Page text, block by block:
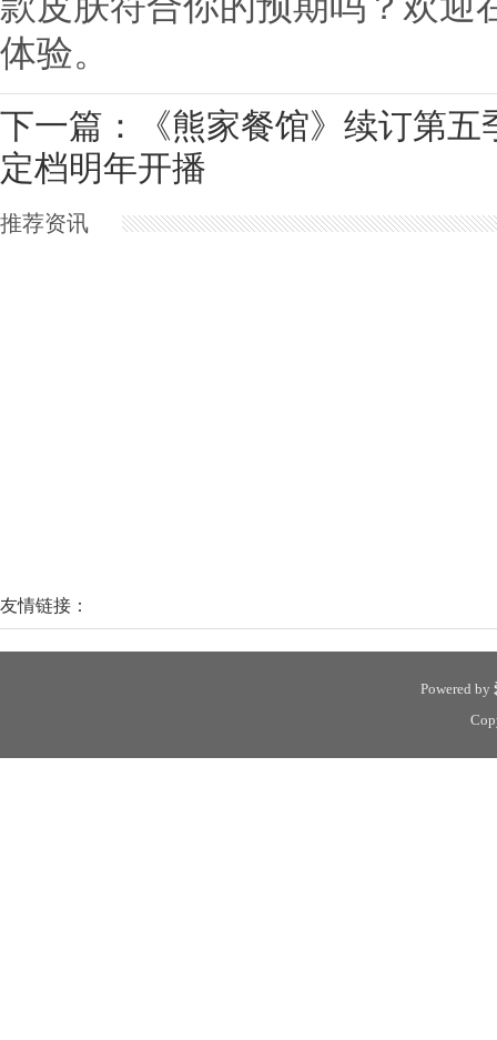
体验。
下一篇：
《熊家餐馆》续订第五
定档明年开播
推荐资讯
友情链接：
Powered by